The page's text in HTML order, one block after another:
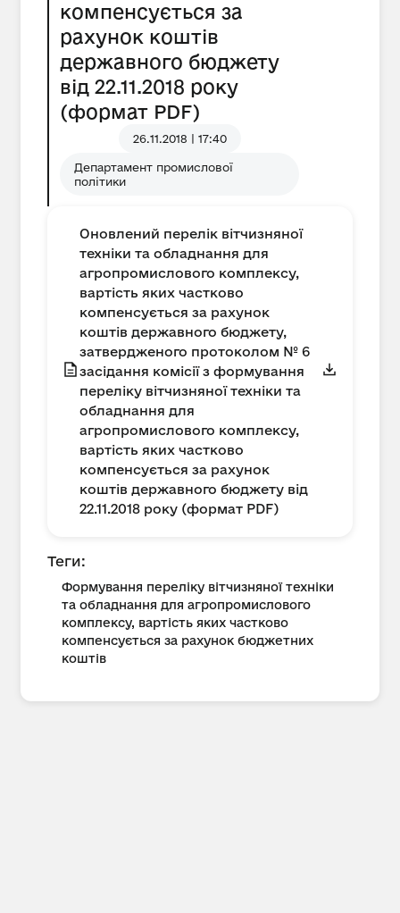
компенсується за
рахунок коштів
державного бюджету
від 22.11.2018 року
(формат PDF)
26.11.2018 | 17:40
Департамент промислової
політики
Оновлений перелік вітчизняної
техніки та обладнання для
агропромислового комплексу,
вартість яких частково
компенсується за рахунок
коштів державного бюджету,
затвердженого протоколом № 6
засідання комісії з формування
переліку вітчизняної техніки та
обладнання для
агропромислового комплексу,
вартість яких частково
компенсується за рахунок
коштів державного бюджету від
22.11.2018 року (формат PDF)
Теги:
Формування переліку вітчизняної техніки
та обладнання для агропромислового
комплексу, вартість яких частково
компенсується за рахунок бюджетних
коштів